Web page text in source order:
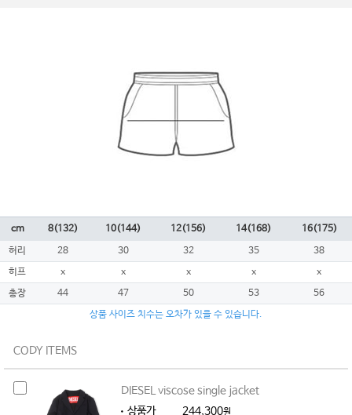
cm 8(132) 10(144) 12(156) 14(168)
16(175)
허리
28 30 32 35
38
히프
x x x x
x
총장
44 47 50 53
56
상품 사이즈 치수는 오차가 있을 수 있습니다.
CODY ITEMS
DIESEL viscose single jacket
상품가
244,300원